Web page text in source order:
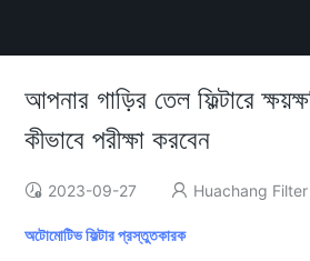
আপনার গাড়ির তেল ফিল্টারে
কীভাবে পরীক্ষা করবেন
2023-09-27 Huachang Filter
অটোমোটিভ ফিল্টার প্রস্তুতকারক